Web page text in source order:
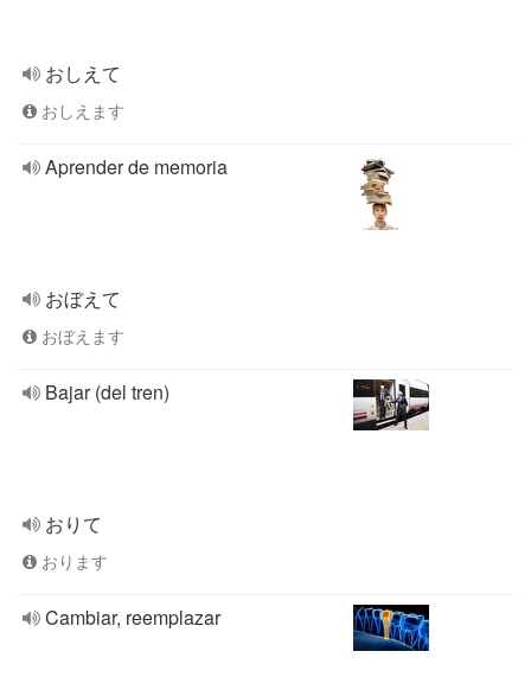
おしえて
おしえます
Aprender de memoria
おぼえて
おぼえます
Bajar (del tren)
おりて
おります
Cambiar, reemplazar